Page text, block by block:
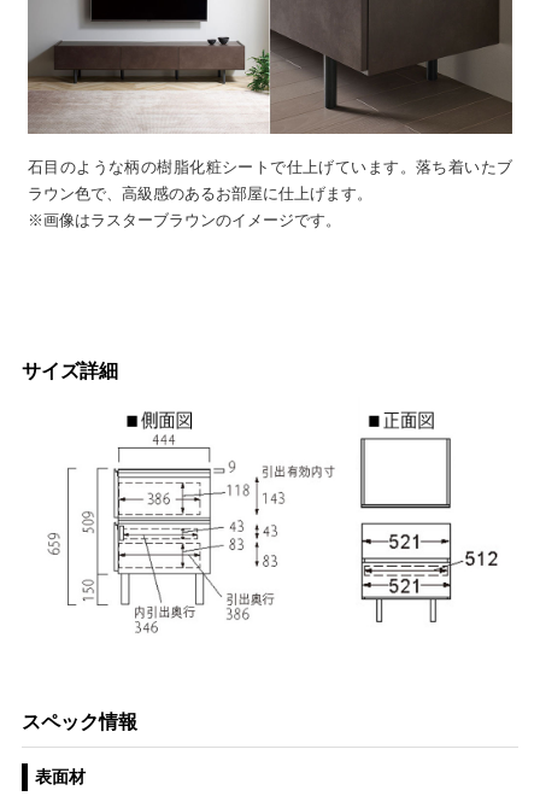
石目のような柄の樹脂化粧シートで仕上げています。落ち着いたブ
ラウン色で、高級感のあるお部屋に仕上げます。
※画像はラスターブラウンのイメージです。
サイズ詳細
スペック情報
表面材